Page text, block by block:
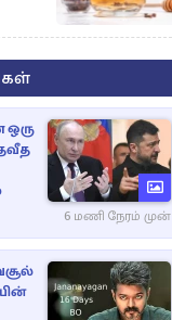
ஒரு
6 மணி நேரம் முன்